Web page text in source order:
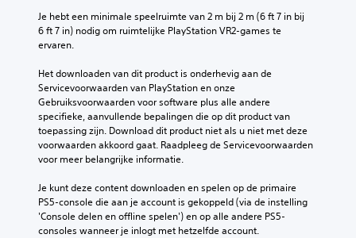
Je hebt een minimale speelruimte van 2 m bij 2 m (6 ft 7 in bij
6 ft 7 in) nodig om ruimtelijke PlayStation VR2-games te
ervaren.
Het downloaden van dit product is onderhevig aan de
Servicevoorwaarden van PlayStation en onze
Gebruiksvoorwaarden voor software plus alle andere
specifieke, aanvullende bepalingen die op dit product van
toepassing zijn. Download dit product niet als u niet met deze
voorwaarden akkoord gaat. Raadpleeg de Servicevoorwaarden
voor meer belangrijke informatie.
Je kunt deze content downloaden en spelen op de primaire
PS5-console die aan je account is gekoppeld (via de instelling
'Console delen en offline spelen') en op alle andere PS5-
consoles wanneer je inlogt met hetzelfde account.